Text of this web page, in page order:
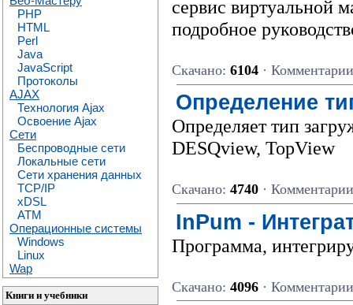
PHP
HTML
Perl
Java
JavaScript
Протоколы
AJAX
Технология Ajax
Освоение Ajax
Сети
Беспроводные сети
Локальные сети
Сети хранения данных
TCP/IP
xDSL
ATM
Операционные системы
Windows
Linux
Wap
Книги и учебники
сервис виртуальной
подробное
Скачано: 6104 ·
Опpеделение
Определяет тип
DESQview, TopView
Скачано: 4740 ·
InPum -
Программа,
Скачано: 4096 ·